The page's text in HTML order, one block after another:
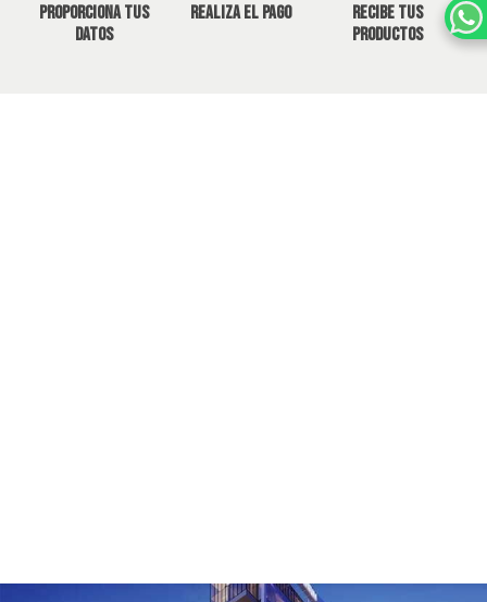
Proporciona tus
datos
Realiza el pago
Recibe tus
productos